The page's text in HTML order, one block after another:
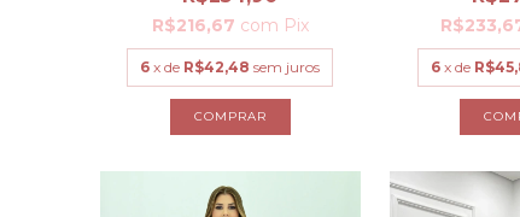
R$216,67 com Pix
6 x de R$42,48 sem juros
COMPRAR
6 x de